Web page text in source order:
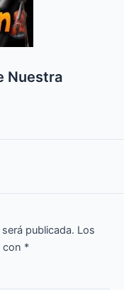
Nuestra
publicada. Los
con *